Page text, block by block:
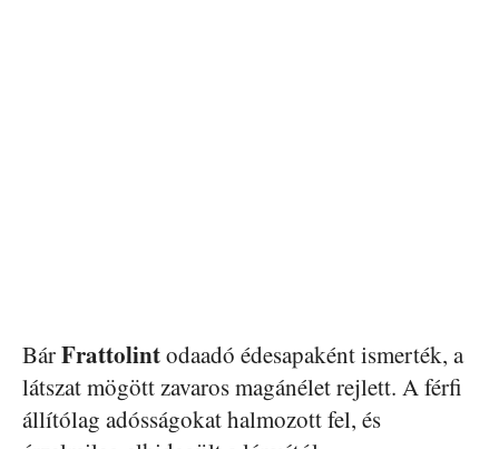
BárFrattolintodaadó édesapaként ismerték, a
látszat mögött zavaros magánélet rejlett. A férfi
állítólag adósságokat halmozott fel, és